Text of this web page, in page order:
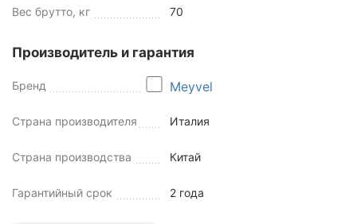
Вес брутто, кг 70
Производитель и гарантия
Бренд Meyvel
Страна производителя Италия
Страна производства Китай
Гарантийный срок 2 года